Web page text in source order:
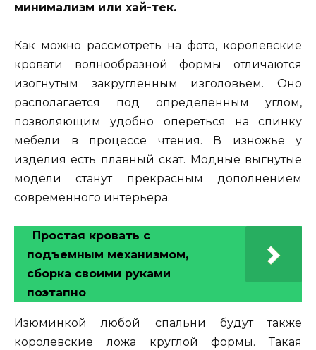
минимализм или хай-тек.
Как можно рассмотреть на фото, королевские
кровати волнообразной формы отличаются
изогнутым закругленным изголовьем. Оно
располагается под определенным углом,
позволяющим удобно опереться на спинку
мебели в процессе чтения. В изножье у
изделия есть плавный скат. Модные выгнутые
модели станут прекрасным дополнением
современного интерьера.
Простая кровать с
подъемным механизмом,
сборка своими руками
поэтапно
Изюминкой любой спальни будут также
королевские ложа круглой формы. Такая